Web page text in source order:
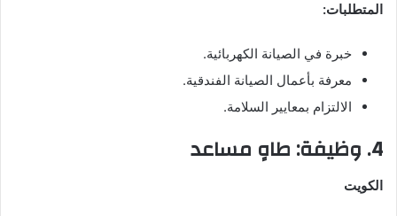
المتطلبات:
خبرة في الصيانة الكهربائية.
معرفة بأعمال الصيانة الفندقية.
الالتزام بمعايير السلامة.
4. وظيفة: طاهٍ مساعد
الكويت